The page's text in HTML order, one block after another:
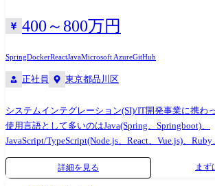
400～800万円
SpringDockerReactJavaMicrosoft AzureGitHub
正社員 東京都品川区
システムインテグレーション(SI)/IT開発事業に携わ
使用言語として多いのはJava(Spring、Springboot)、
JavaScript/TypeScript(Node.js、React、Vue.js)、Ruby
【業務イメージ】 ￭開発だけではなくチーム増員・
ジネスサイドの経験も積むことが可能です。 ￭タイ
詳細を見る まず